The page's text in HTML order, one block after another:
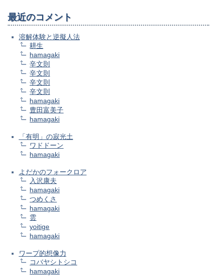
最近のコメント
溶解体験と逆擬人法
耕生
hamagaki
辛文則
辛文則
辛文則
辛文則
hamagaki
豊田富美子
hamagaki
「有明」の寂光土
ワドドーン
hamagaki
よだかのフォークロア
入沢康夫
hamagaki
つめくさ
hamagaki
雲
yoitige
hamagaki
ワープ的想像力
コバヤシトシコ
hamagaki